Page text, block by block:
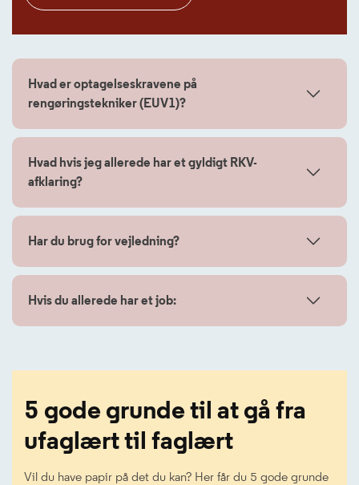
Hvad er optagelseskravene på
rengøringstekniker (EUV1)?
Hvad hvis jeg allerede har et gyldigt RKV-
afklaring?
Har du brug for vejledning?
Hvis du allerede har et job:
5 gode grunde til at gå fra
ufaglært til faglært
Vil du have papir på det du kan? Her får du 5 gode grunde